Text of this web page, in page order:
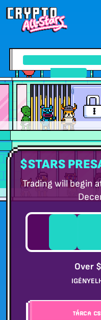
{{rewards}}%
jutalmak
$STARS
Trading will begin
Over
Tárca